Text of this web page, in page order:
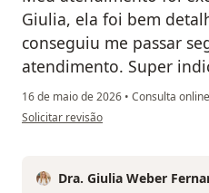
Giulia, ela foi bem
conseguiu me passar
atendimento. Super
16 de maio de 2026 • Consulta
na opinião do utilizador LCR
Solicitar revisão
Dra. Giulia Weber